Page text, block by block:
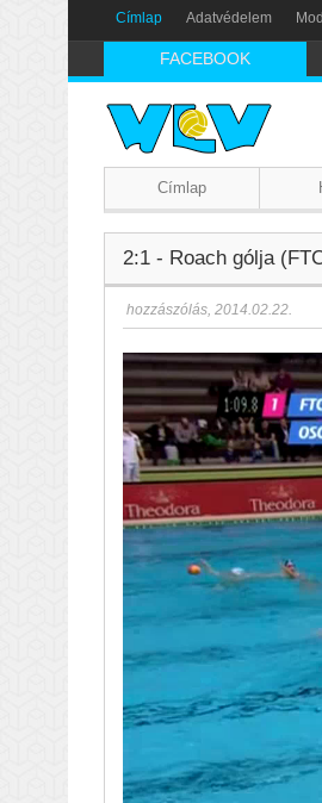
Címlap Adatvédelem
FACEBOOK
Címlap
2:1 - Roach gólja
hozzászólás, 2014.02.22.